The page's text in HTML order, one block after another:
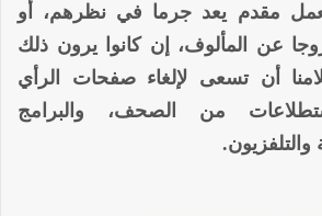
مقدم يعد جرما في نظرهم، أو
عن المألوف، إن كانوا يرون ذلك
أن تسعى لإلغاء صفحات الرأي
من الصحف، والبرامج
والتلفزيون.